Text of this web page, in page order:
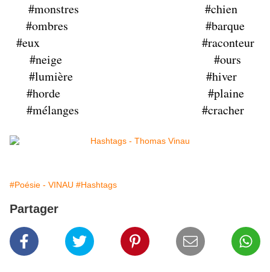
#monstres #chien
#ombres #barque
#eux #raconteur
#neige #ours
#lumière #hiver
#horde #plaine
#mélanges #cracher
#Poésie - VINAU #Hashtags
Partager